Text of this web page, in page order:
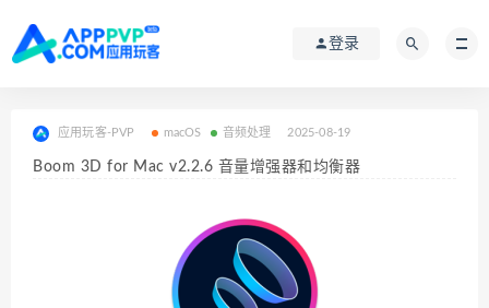
登录
应用玩客-PVP macOS 音频处理 2025-08-19
Boom 3D for Mac v2.2.6 音量增强器和均衡器